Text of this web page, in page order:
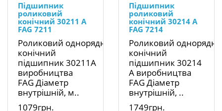
Підшипник
роликовий
конічний 30211 A
FAG 7211
Роликовий однорядний
конічний
підшипник 30211A
виробництва
FAG Діаметр
внутрішній, м..
1079грн.
Підшипник
роликовий
конічний 30214 A
FAG 7214
Роликовий
конічний
підшипник 30214
A виробництва
FAG Діаметр
внутрішній, ..
1749грн.